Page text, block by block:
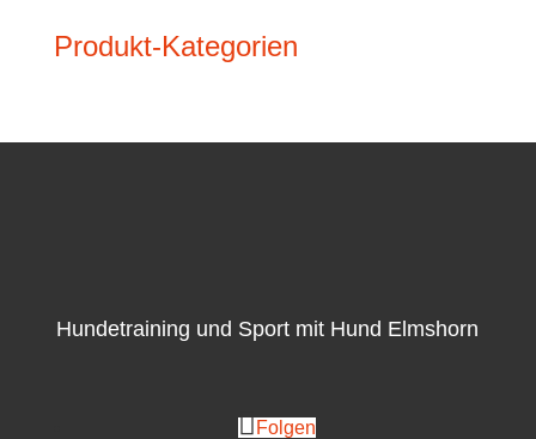
Produkt-Kategorien
Hundetraining und Sport mit Hund Elmshorn
Folgen